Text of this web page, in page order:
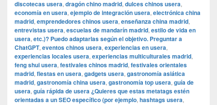
discotecas usera, dragón chino madrid, dulces chinos usera,
economía en usera, ejemplo de integración usera, electrónica china
madrid, emprendedores chinos usera, enseñanza china madrid,
entrevistas usera, escuelas de mandarín madrid, estilo de vida en
usera, etc.)? Puedo adaptarlas según el objetivo. Preguntar a
ChatGPT, eventos chinos usera, experiencias en usera,
experiencias locales usera, experiencias multiculturales madrid,
feng shui usera, festivales chinos madrid, festivales orientales
madrid, fiestas en usera, gadgets usera, gastronomía asiática
madrid, gastronomía china usera, gastronomía top usera, guía de
usera, guía rápida de usera ¿Quieres que estas metatags estén
orientadas a un SEO específico (por ejemplo, hashtags usera,